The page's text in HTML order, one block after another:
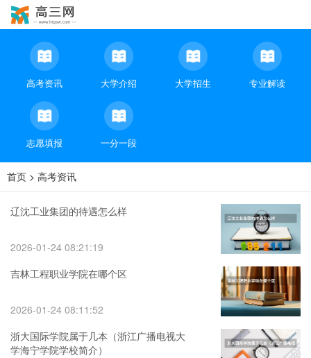
高考资讯 大学介绍 大学招生 专业解读
志愿填报 一分一段
首页 > 高考资讯
辽沈工业集团的待遇怎么样
2026-01-24 08:21:19
吉林工程职业学院在哪个区
2026-01-24 08:11:52
浙大国际学院属于几本（浙江广播电视大
学海宁学院学校简介）